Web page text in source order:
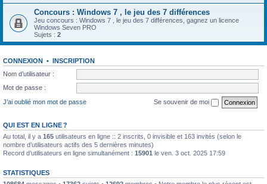
Concours : Windows 7 , le jeu des 7 différences
Jeu concours : Windows 7 , le jeu des 7 différences, gagnez un licence
Windows Seven PRO
Sujets : 2
CONNEXION • INSCRIPTION
Nom d’utilisateur :
Mot de passe :
J’ai oublié mon mot de passe
Se souvenir de moi
QUI EST EN LIGNE ?
Au total, il y a 165 utilisateurs en ligne :: 2 inscrits, 0 invisible et 163 invités (selon le
nombre d’utilisateurs actifs des 5 dernières minutes)
Record d’utilisateurs en ligne simultanément : 15901 le ven. 3 oct. 2025 17:59
STATISTIQUES